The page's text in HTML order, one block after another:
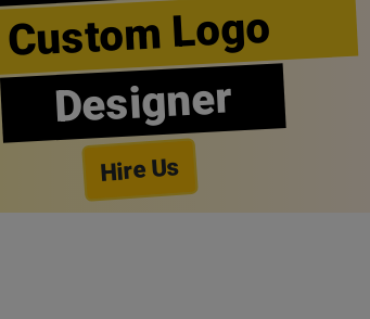
Custom Logo
Designer
Hire Us